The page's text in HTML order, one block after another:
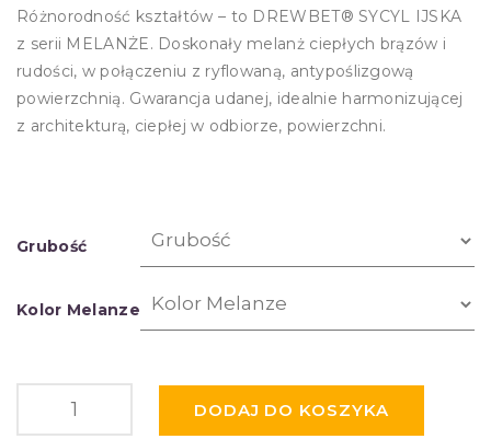
Różnorodność kształtów – to DREWBET® SYCYL IJSKA
z serii MELANŻE. Doskonały melanż ciepłych brązów i
rudości, w połączeniu z ryflowaną, antypoślizgową
powierzchnią. Gwarancja udanej, idealnie harmonizującej
z architekturą, ciepłej w odbiorze, powierzchni.
Grubość
Kolor Melanze
DODAJ DO KOSZYKA